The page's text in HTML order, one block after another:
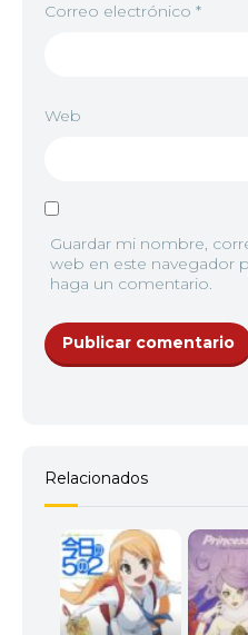
Correo electrónico *
Web
Guardar mi nombre,
web en este navegador
haga un comentario.
Relacionados